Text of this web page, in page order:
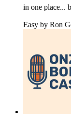
in one place...
Easy by Ron